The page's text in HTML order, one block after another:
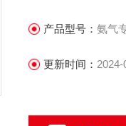
产品型号：氨气
更新时间： 2024-